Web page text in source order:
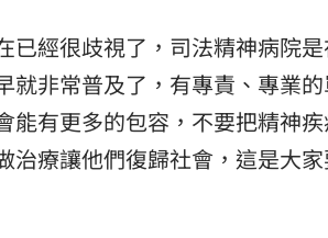
已經很歧視了，司法精神病院
就非常普及了，有專責、專業
有更多的包容，不要把精神
治療讓他們復歸社會，這是大